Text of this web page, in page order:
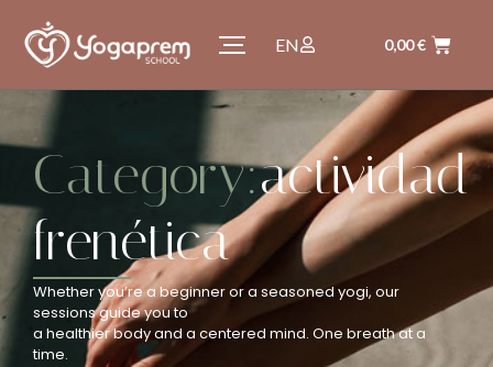
EN 0,00€
Category:actividad
frenética
Whether you’re a beginner or a seasoned yogi, our
sessions guide you to
a healthier body and a centered mind. One breath at a
time.